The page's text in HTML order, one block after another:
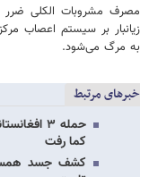
مصرف مشروبات الکلی ضرر
زیانبار بر سیستم اعصاب
به مرگ می‌شود.
خبرهای مرتبط
حمله ۳
کما رفت
کشف جسد